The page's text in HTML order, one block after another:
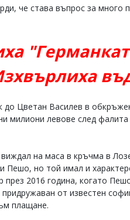
че става въпрос за много
до Цветан Василев в
милиони левове след
на маса в кръчма в
Пешо, но той имал и
2016 година, когато
от известен
плащане.